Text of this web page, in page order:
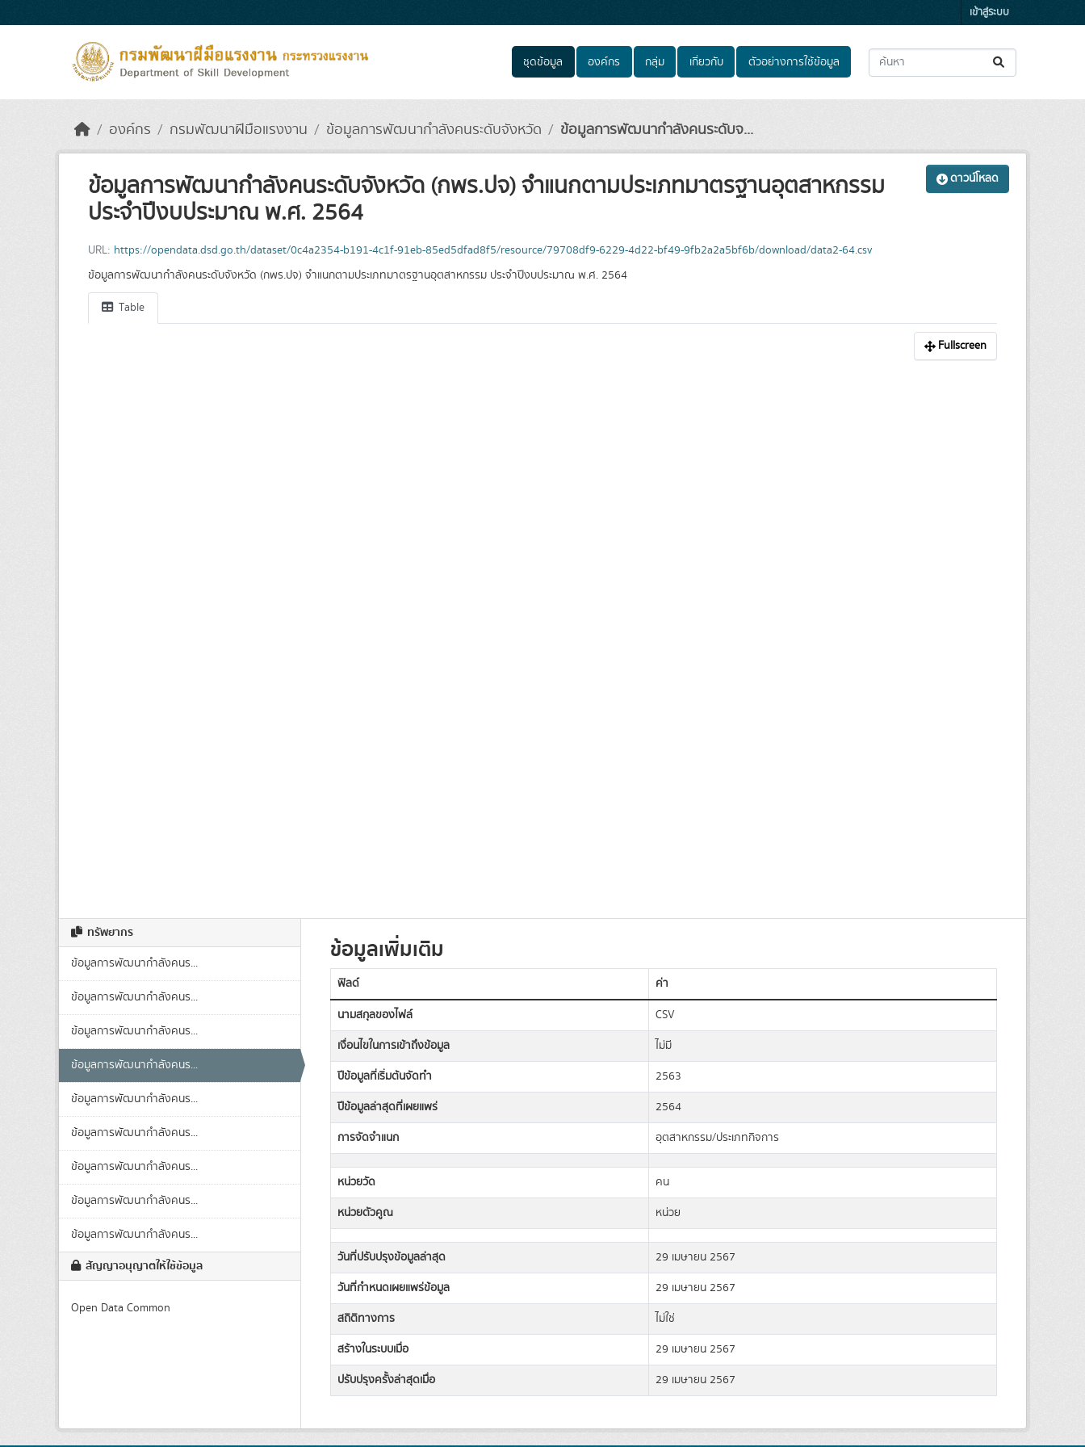
เข้าสู่ระบบ
ชุดข้อมูล องค์กร กลุ่ม เกี่ยวกับ ตัวอย่างการใช้ข้อมูล
องค์กร กรมพัฒนาฝีมือแรงงาน ข้อมูลการพัฒนากำลังคนระดับจังหวัด ข้อมูลการพัฒนากำลังคนระดับจ...
ดาวน์โหลด
ข้อมูลการพัฒนากำลังคนระดับจังหวัด (กพร.ปจ) จำแนกตามประเภทมาตรฐานอุตสาหกรรม
ประจำปีงบประมาณ พ.ศ. 2564
URL: https://opendata.dsd.go.th/dataset/0c4a2354-b191-4c1f-91eb-85ed5dfad8f5/resource/79708df9-6229-4d22-bf49-9fb2a2a5bf6b/download/data2-64.csv
ข้อมูลการพัฒนากำลังคนระดับจังหวัด (กพร.ปจ) จำแนกตามประเภทมาตรฐานอุตสาหกรรม ประจำปีงบประมาณ พ.ศ. 2564
Table
Fullscreen
ทรัพยากร
ข้อมูลการพัฒนากำลังคนร...
ข้อมูลการพัฒนากำลังคนร...
ข้อมูลการพัฒนากำลังคนร...
ข้อมูลการพัฒนากำลังคนร...
ข้อมูลการพัฒนากำลังคนร...
ข้อมูลการพัฒนากำลังคนร...
ข้อมูลการพัฒนากำลังคนร...
ข้อมูลการพัฒนากำลังคนร...
ข้อมูลการพัฒนากำลังคนร...
สัญญาอนุญาตให้ใช้ข้อมูล
Open Data Common
ข้อมูลเพิ่มเติม
ฟิลด์
ค่า
นามสกุลของไฟล์
CSV
เงื่อนไขในการเข้าถึงข้อมูล
ไม่มี
ปีข้อมูลที่เริ่มต้นจัดทำ
2563
ปีข้อมูลล่าสุดที่เผยแพร่
2564
การจัดจำแนก
อุตสาหกรรม/ประเภทกิจการ
หน่วยวัด
คน
หน่วยตัวคูณ
หน่วย
วันที่ปรับปรุงข้อมูลล่าสุด
29 เมษายน 2567
วันที่กำหนดเผยแพร่ข้อมูล
29 เมษายน 2567
สถิติทางการ
ไม่ใช่
สร้างในระบบเมื่อ
29 เมษายน 2567
ปรับปรุงครั้งล่าสุดเมื่อ
29 เมษายน 2567